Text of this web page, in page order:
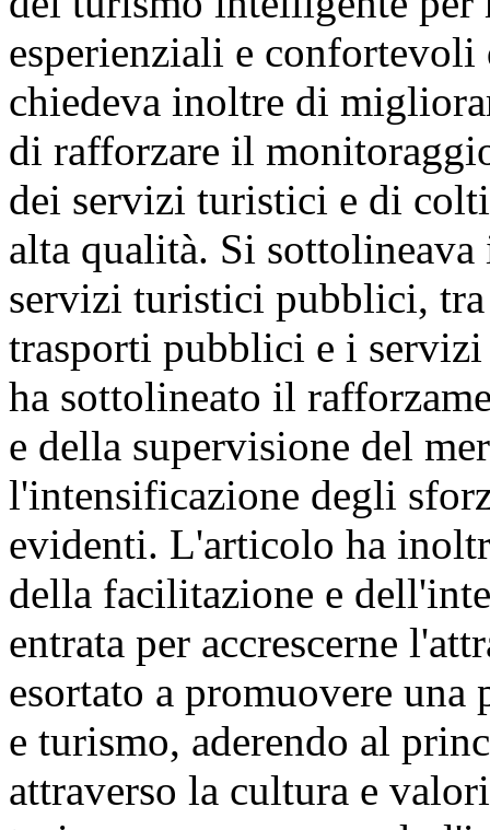
esperienziali e
chiedeva inoltre di
di rafforzare il
dei servizi turistici e di
alta qualità. Si
servizi turistici pubblici,
trasporti pubblici e i
ha sottolineato il
e della supervisione del
l'intensificazione degli
evidenti. L'articolo ha
della facilitazione e
entrata per accrescerne
esortato a promuovere
e turismo, aderendo al
attraverso la cultura e